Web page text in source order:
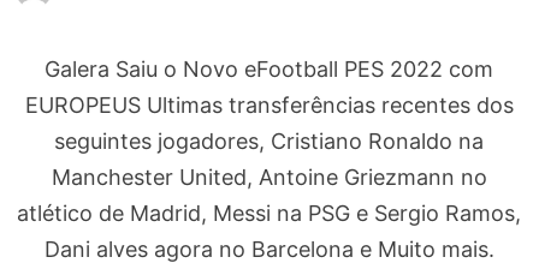
Galera Saiu o Novo eFootball PES 2022 com
EUROPEUS Ultimas transferências recentes dos
seguintes jogadores, Cristiano Ronaldo na
Manchester United, Antoine Griezmann no
atlético de Madrid, Messi na PSG e Sergio Ramos,
Dani alves agora no Barcelona e Muito mais.